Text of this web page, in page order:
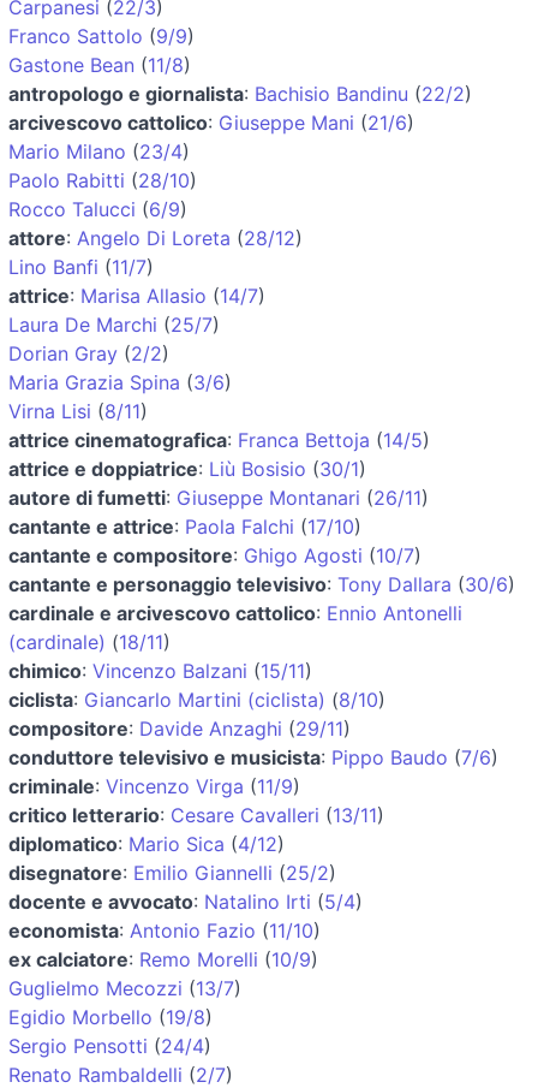
Carpanesi (22/3)
Franco Sattolo (9/9)
Gastone Bean (11/8)
antropologo e giornalista: Bachisio Bandinu (22/2)
arcivescovo cattolico: Giuseppe Mani (21/6)
Mario Milano (23/4)
Paolo Rabitti (28/10)
Rocco Talucci (6/9)
attore: Angelo Di Loreta (28/12)
Lino Banfi (11/7)
attrice: Marisa Allasio (14/7)
Laura De Marchi (25/7)
Dorian Gray (2/2)
Maria Grazia Spina (3/6)
Virna Lisi (8/11)
attrice cinematografica: Franca Bettoja (14/5)
attrice e doppiatrice: Liù Bosisio (30/1)
autore di fumetti: Giuseppe Montanari (26/11)
cantante e attrice: Paola Falchi (17/10)
cantante e compositore: Ghigo Agosti (10/7)
cantante e personaggio televisivo: Tony Dallara (30/6)
cardinale e arcivescovo cattolico: Ennio Antonelli
(cardinale) (18/11)
chimico: Vincenzo Balzani (15/11)
ciclista: Giancarlo Martini (ciclista) (8/10)
compositore: Davide Anzaghi (29/11)
conduttore televisivo e musicista: Pippo Baudo (7/6)
criminale: Vincenzo Virga (11/9)
critico letterario: Cesare Cavalleri (13/11)
diplomatico: Mario Sica (4/12)
disegnatore: Emilio Giannelli (25/2)
docente e avvocato: Natalino Irti (5/4)
economista: Antonio Fazio (11/10)
ex calciatore: Remo Morelli (10/9)
Guglielmo Mecozzi (13/7)
Egidio Morbello (19/8)
Sergio Pensotti (24/4)
Renato Rambaldelli (2/7)